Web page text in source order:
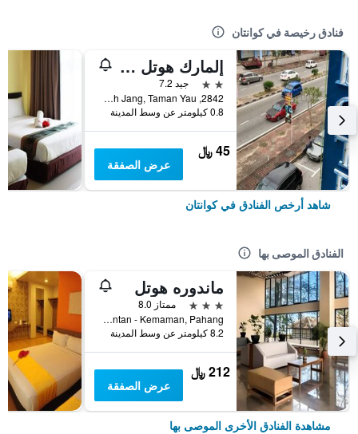
فنادق رخيصة في كوانتان
إلمارك هوتل كوانتان
2 نجمتين
جيد 7.2
2842, Jalan Wong Ah Jang, Taman Yau, كوانتان, ماليزيا
0.8 كيلومتر عن وسط المدينة
45 ﷼
عرض الصفقة
شاهد أرخص الفنادق في كوانتان
الفنادق الموصى بها
ماندوره هوتل
3 نجوم
ممتاز 8.0
D - 929216, Pantai Beserah,Jalan Kuantan - Kemaman, Pahang, كوانتان, ماليزيا
8.2 كيلومتر عن وسط المدينة
212 ﷼
عرض الصفقة
مشاهدة الفنادق الأخرى الموصى بها